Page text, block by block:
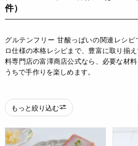
件）
グルテンフリー 甘酸っぱいの関連レシ
ロ仕様の本格レシピまで、豊富に取り揃
料専門店の富澤商店公式なら、必要な材
うちで手作りを楽しめます。
もっと絞り込む